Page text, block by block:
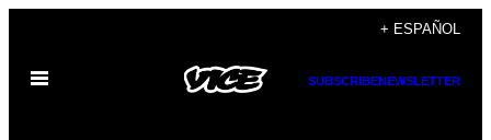
contenido
+ ESPAÑOL
Abrir
SUBSCRIBENEWSLETTER